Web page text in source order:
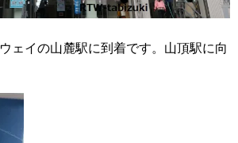
ェイの山麓駅に到着です。山頂駅に向